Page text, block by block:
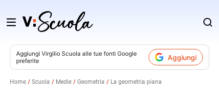
Salta
contenuto
Aggiungi Virgilio Scuola alle tue fonti Google
preferite
Aggiungi
Home Scuola Medie Geometria La geometria piana